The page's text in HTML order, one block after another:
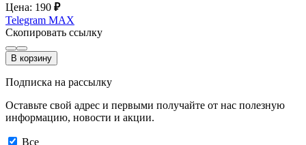
Цена: 190 ₽
Telegram MAX
Скопировать ссылку
В корзину
Подписка на рассылку
Оставьте свой адрес и первыми получайте от нас полезную
информацию, новости и акции.
Все